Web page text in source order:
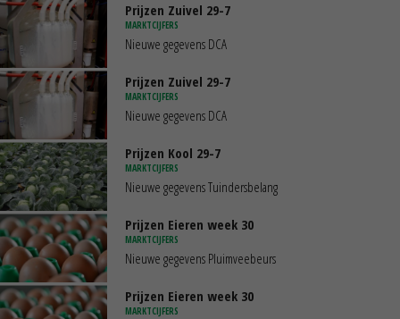
Prijzen Zuivel 29-7
MARKTCIJFERS
Nieuwe gegevens DCA
Prijzen Zuivel 29-7
MARKTCIJFERS
Nieuwe gegevens DCA
Prijzen Kool 29-7
MARKTCIJFERS
Nieuwe gegevens Tuindersbelang
Prijzen Eieren week 30
MARKTCIJFERS
Nieuwe gegevens Pluimveebeurs
Prijzen Eieren week 30
MARKTCIJFERS